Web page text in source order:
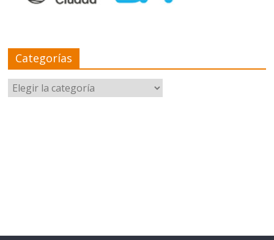
Categorías
Categorías